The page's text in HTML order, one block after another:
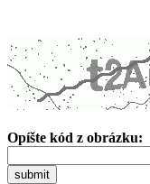
Opíšte kód z obrázku:
submit